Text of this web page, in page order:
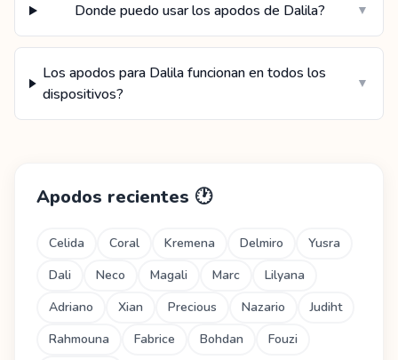
Donde puedo usar los apodos de Dalila? ▼
Los apodos para Dalila funcionan en todos los
dispositivos?
▼
Apodos recientes 🕐
Celida Coral Kremena Delmiro
Yusra
Dali
Neco Magali Marc
Lilyana
Adriano
Xian Precious Nazario
Judiht
Rahmouna
Fabrice Bohdan
Fouzi